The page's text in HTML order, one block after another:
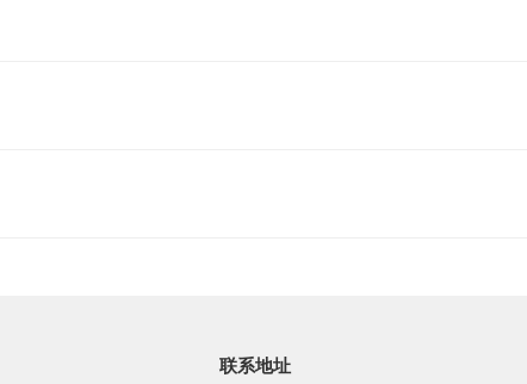
联系地址